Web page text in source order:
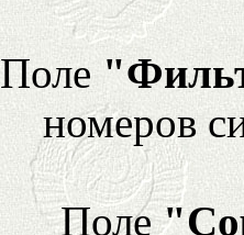
Поле
номеров
Поле